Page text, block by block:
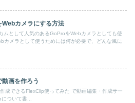
Webカメラにする方法
ムとして人気のあるGoProをWebカメラとしても使
カメラとして使うためには何が必要で、どんな風に
画を作ろう
成できるFlexClip使ってみた で動画編集・作成サー
について書...